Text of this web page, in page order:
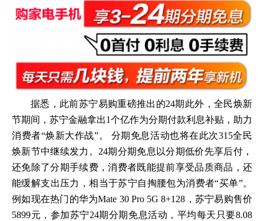
据悉，此前苏宁易购重磅推出的24期此外，全民焕新
节期间，苏宁金融拿出1个亿作为分期付款利息补贴，助力
消费者“焕新大作战”。 分期免息活动也将在此次315全民
焕新节中继续发力。24期分期免息以分期低价先享后付，
还免除了分期手续费，消费者既能提前享受品质商品，还
能缓解支出压力，相当于苏宁自掏腰包为消费者“买单”。
例如现在热门的华为Mate 30 Pro 5G 8+128，苏宁易购售价
5899元，参加苏宁24期分期免息活动，平均每天只要8.08